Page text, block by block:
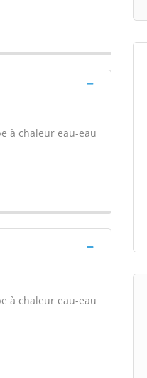
à chaleur eau-eau
à chaleur eau-eau